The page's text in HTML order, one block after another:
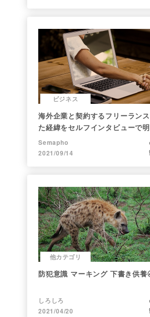
ビジネス
海外企業と契約するフリーラン
た経緯をセルフインタビューで明
Semapho
2021/09/14
他カテゴリ
防犯意識 マーキング 下書き供
しろしろ
2021/04/20